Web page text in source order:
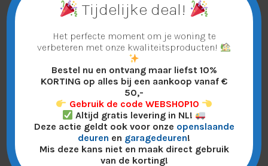
LED-indicatie: blauw
Goed om te weten:
Deze wandzender wordt verzonden als
brievenbuspakketje – u hoeft er dus niet voor
thuis te blijven.
Klik op“Stel een vraag aan de verkoper”op
bol.com. Wij reageren meestal binnen enkele
uren.
Tijdelijke deal!
Het perfecte moment om je woning te
verbeteren met onze kwaliteitsproducten!
Bestel nu en ontvang maar liefst 10%
KORTING op alles bij een aankoop vanaf €
50,-
Gebruik de code WEBSHOP10
Altijd gratis levering in NL!
Deze actie geldt ook voor onze openslaande
deuren en garagedeuren!
Mis deze kans niet en maak direct gebruik
van de korting!